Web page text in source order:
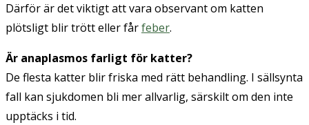
Därför är det viktigt att vara observant om katten
plötsligt blir trött eller fårfeber.
Är anaplasmos farligt för katter?
De flesta katter blir friska med rätt behandling. I sällsynta
fall kan sjukdomen bli mer allvarlig, särskilt om den inte
upptäcks i tid.